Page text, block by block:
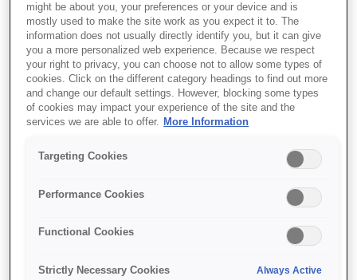
multifunction inkjet receipt and slip
printing.
Fast colour receipts
Single insertion cheque printing
Permanent inkjet output
might be about you, your preferences or your device and is
mostly used to make the site work as you expect it to. The
information does not usually directly identify you, but it can give
you a more personalized web experience. Because we respect
your right to privacy, you can choose not to allow some types of
cookies. Click on the different category headings to find out more
and change our default settings. However, blocking some types
of cookies may impact your experience of the site and the
services we are able to offer. More Information
Targeting Cookies
Performance Cookies
Functional Cookies
Strictly Necessary Cookies Always Active